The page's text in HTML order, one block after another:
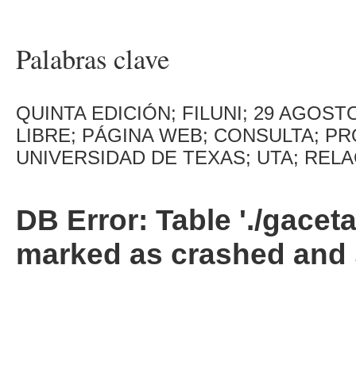
Palabras clave
QUINTA EDICIÓN; FILUNI; 29
LIBRE; PÁGINA WEB; CONSULTA;
UNIVERSIDAD DE TEXAS; UTA;
DB Error: Table './
marked as crashed